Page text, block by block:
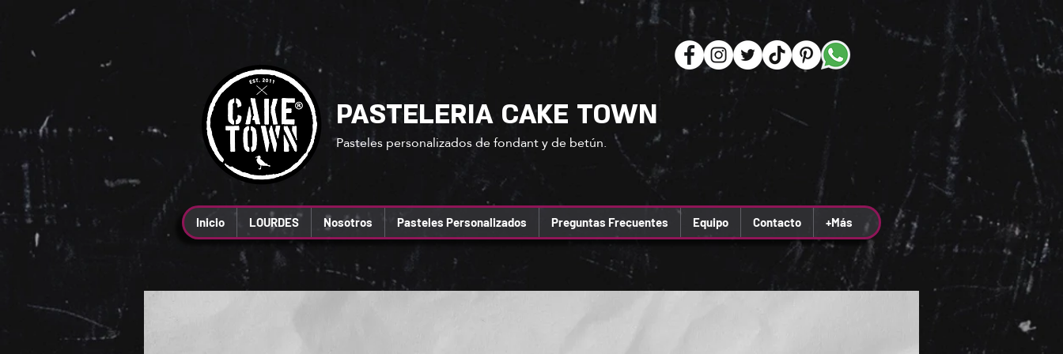
Pasteles personalizados de fondant y de betún.
PASTELERIA CAKE TOWN
Inicio LOURDES Nosotros Pasteles Personalizados Preguntas Frecuentes Equipo Contacto +Más